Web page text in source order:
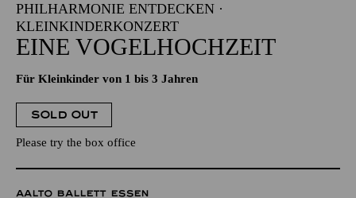
PHILHARMONIE ENTDECKEN ·
KLEINKINDERKONZERT
EINE VOGELHOCHZEIT
Für Kleinkinder von 1 bis 3 Jahren
SOLD OUT
Please try the box office
AALTO BALLETT ESSEN